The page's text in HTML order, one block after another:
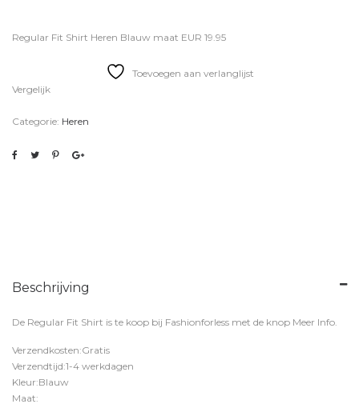
Regular Fit Shirt Heren Blauw maat EUR 19.95
Toevoegen aan verlanglijst
Vergelijk
Categorie: Heren
Beschrijving
De Regular Fit Shirt is te koop bij Fashionforless met de knop Meer Info.
Verzendkosten:Gratis
Verzendtijd:1-4 werkdagen
Kleur:Blauw
Maat: